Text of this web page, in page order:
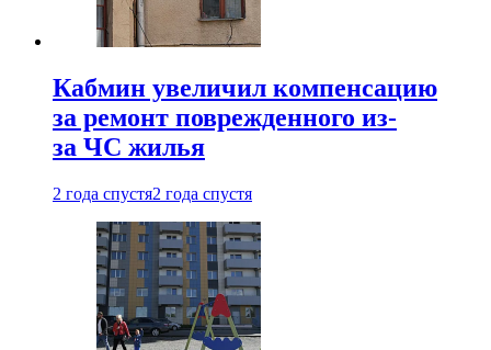
Кабмин увеличил компенсацию
за ремонт поврежденного из-
за ЧС жилья
2 года спустя2 года спустя